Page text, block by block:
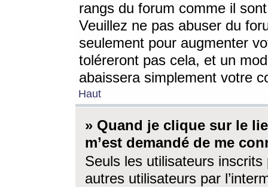
rangs du forum comme il
Veuillez ne pas abuser du
seulement pour augmenter
toléreront pas cela, et un
abaissera simplement votre
Haut
» Quand je clique sur le
m’est demandé de me
Seuls les utilisateurs
autres utilisateurs par